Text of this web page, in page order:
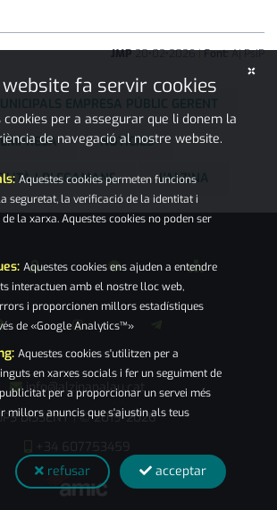
JMP20•02•2026|Font:Aj PsiP
EMPRESA PÚBLIC GERENT
EMPRESA NOTÍCIES
I PLEGAMANS L'ALZINA
info@alzinapalau.cat
DISSENY|© 2019-2026
×
fa servir cookies
per a assegurar que li donem la
de navegació al nostre website.
Aquestes cookies permeten funcions
seguretat, la verificació de la identitat i
la xarxa. Aquestes cookies no poden ser
Aquestes cookies ens ajuden a entendre
interactuen amb el nostre lloc web,
i proporcionen millors estadístiques
de «Google Analytics™»
Aquestes cookies s'utilitzen per a
en xarxes socials i fer un seguiment de
per a proporcionar un servei més
millors anuncis que s'ajustin als teus
refusar acceptar